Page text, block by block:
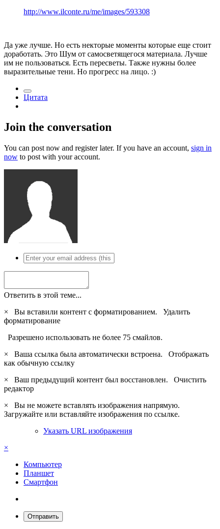
http://www.ilconte.ru/me/images/593308
Да уже лучше. Но есть некторые моменты которые еще стоит
доработать. Это Шум от самосветящегося материала. Лучше
им не пользоваться. Есть пересветы. Также нужны более
выразительные тени. Но прогресс на лицо. :)
Цитата
Join the conversation
You can post now and register later. If you have an account, sign in
now to post with your account.
Ответить в этой теме...
×
Вы вставили контент с форматированием. Удалить
форматирование
Разрешено использовать не более 75 смайлов.
×
Ваша ссылка была автоматически встроена. Отображать
как обычную ссылку
×
Ваш предыдущий контент был восстановлен. Очистить
редактор
×
Вы не можете вставлять изображения напрямую.
Загружайте или вставляйте изображения по ссылке.
Указать URL изображения
×
Компьютер
Планшет
Смартфон
Отправить